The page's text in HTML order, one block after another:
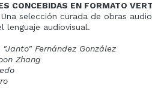
CONCEBIDAS EN FORMATO
selección curada de obras
lenguaje audiovisual.
Fernández González
Zhang